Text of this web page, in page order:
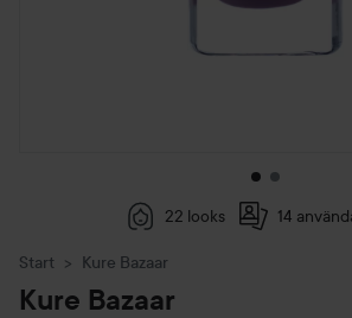
22 looks 14
Start Kure Bazaar
Kure Bazaar